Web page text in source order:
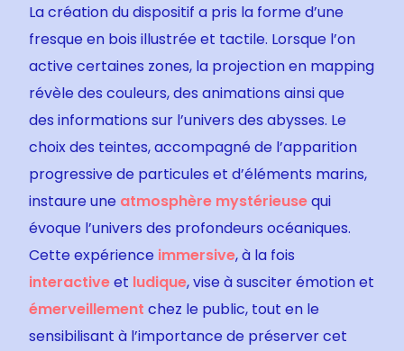
La création du dispositif a pris la forme d’une
fresque en bois illustrée et tactile. Lorsque l’on
active certaines zones, la projection en mapping
révèle des couleurs, des animations ainsi que
des informations sur l’univers des abysses. Le
choix des teintes, accompagné de l’apparition
progressive de particules et d’éléments marins,
instaure une atmosphère mystérieusequi
évoque l’univers des profondeurs océaniques.
Cette expérience immersive, à la fois
interactiveet ludique, vise à susciter émotion et
émerveillement chez le public, tout en le
sensibilisant à l’importance de préserver cet